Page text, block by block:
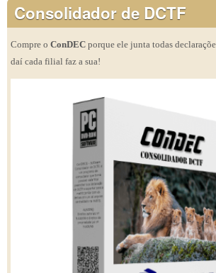
Consolidador de DCTF
Compre o ConDEC porque ele junta todas
daí cada filial faz a sua!